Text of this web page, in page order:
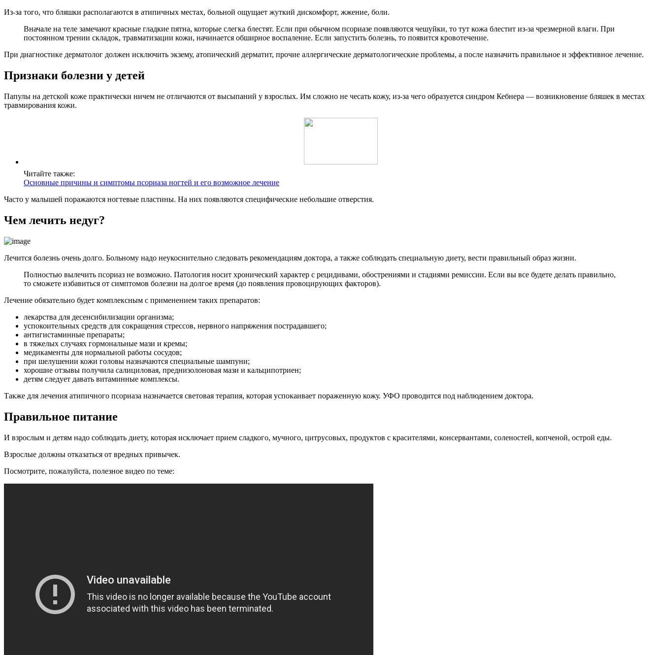
Из-за того, что бляшки располагаются в атипичных местах, больной ощущает жуткий дискомфорт, жжение, боли.
Вначале на теле замечают красные гладкие пятна, которые слегка блестят. Если при обычном псориазе появляются чешуйки, то тут кожа блестит из-за чрезмерной влаги. При
постоянном трении складок, травматизации кожи, начинается обширное воспаление. Если запустить болезнь, то появится кровотечение.
При диагностике дерматолог должен исключить экзему, атопический дерматит, прочие аллергические дерматологические проблемы, а после назначить правильное и эффективное лечение.
Признаки болезни у детей
Папулы на детской коже практически ничем не отличаются от высыпаний у взрослых. Им сложно не чесать кожу, из-за чего образуется синдром Кебнера — возникновение бляшек в местах
травмирования кожи.
Читайте также:
Основные причины и симптомы псориаза ногтей и его возможное лечение
Часто у малышей поражаются ногтевые пластины. На них появляются специфические небольшие отверстия.
Чем лечить недуг?
Лечится болезнь очень долго. Больному надо неукоснительно следовать рекомендациям доктора, а также соблюдать специальную диету, вести правильный образ жизни.
Полностью вылечить псориаз не возможно. Патология носит хронический характер с рецидивами, обострениями и стадиями ремиссии. Если вы все будете делать правильно,
то сможете избавиться от симптомов болезни на долгое время (до появления провоцирующих факторов).
Лечение обязательно будет комплексным с применением таких препаратов:
лекарства для десенсибилизации организма;
успокоительных средств для сокращения стрессов, нервного напряжения пострадавшего;
антигистаминные препараты;
в тяжелых случаях гормональные мази и кремы;
медикаменты для нормальной работы сосудов;
при шелушении кожи головы назначаются специальные шампуни;
хорошие отзывы получила салициловая, преднизолоновая мази и кальципотриен;
детям следует давать витаминные комплексы.
Также для лечения атипичного псориаза назначается световая терапия, которая успокаивает пораженную кожу. УФО проводится под наблюдением доктора.
Правильное питание
И взрослым и детям надо соблюдать диету, которая исключает прием сладкого, мучного, цитрусовых, продуктов с красителями, консервантами, соленостей, копченой, острой еды.
Взрослые должны отказаться от вредных привычек.
Посмотрите, пожалуйста, полезное видео по теме: